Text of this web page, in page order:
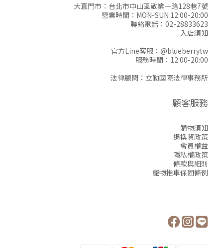
大直門市：台北市中山區敬業一路128巷7號
營業時間：MON-SUN 12:00-20:00
聯絡電話：02-28833623
入店須知
官方Line客服： @blueberrytw
服務時間：12:00-20:00
法律顧問：立勤國際法律事務所
顧客服務
購物須知
退換貨政策
會員權益
隱私權政策
條款與細則
寵物推車保固條例